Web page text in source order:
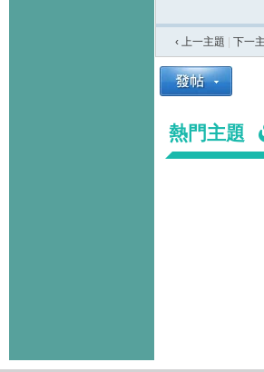
‹ 上一主題 下一
熱門主題